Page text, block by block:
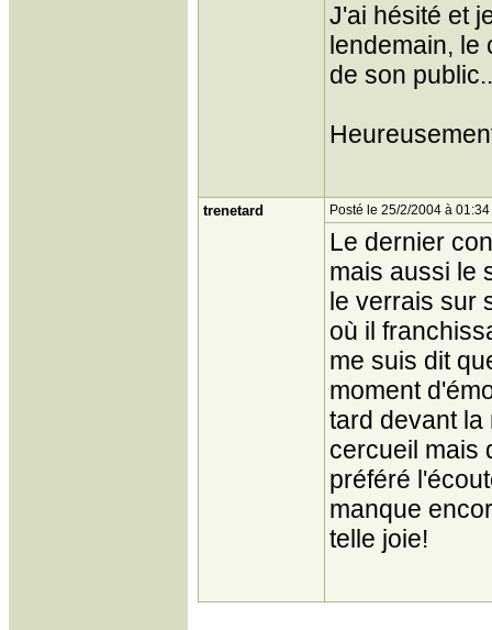
J'ai hésité et
lendemain, le
de son
trenetard Posté le 25/2/2004 à 01:34
Le dernier
mais aussi le
le verrais sur
où il
me suis dit
moment
tard devant la
cercueil mais
préféré
manque
telle joie!